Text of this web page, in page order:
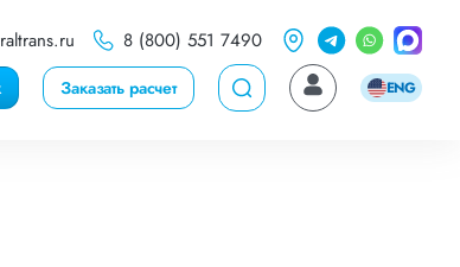
8 (800) 551 7490
Заказать расчет ENG